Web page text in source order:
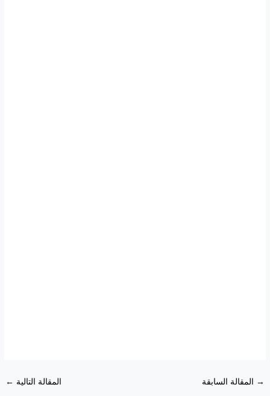
→ المقالة السابقة المقالة التالية ←